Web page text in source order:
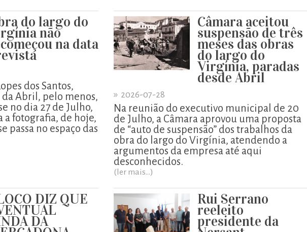
do largo do
não
na data
dos Santos,
Abril, pelo menos,
no dia 27 de Julho,
a fotografia, de hoje,
passa no espaço das
Câmara aceitou
suspensão de três
meses das obras
do largo do
Virgínia, paradas
desde Abril
» 2026-07-28
Na reunião do executivo municipal de 20
de Julho, a Câmara aprovou uma proposta
de “auto de suspensão” dos trabalhos da
obra do largo do Virgínia, atendendo a
argumentos da empresa até aqui
desconhecidos.
(ler mais...)
DIZ QUE
DA
Rui Serrano
reeleito
presidente da